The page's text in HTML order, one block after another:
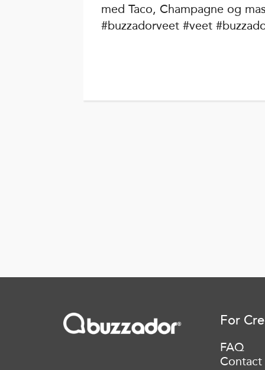
med Taco, Champagne og
#buzzadorveet #veet
For
FAQ